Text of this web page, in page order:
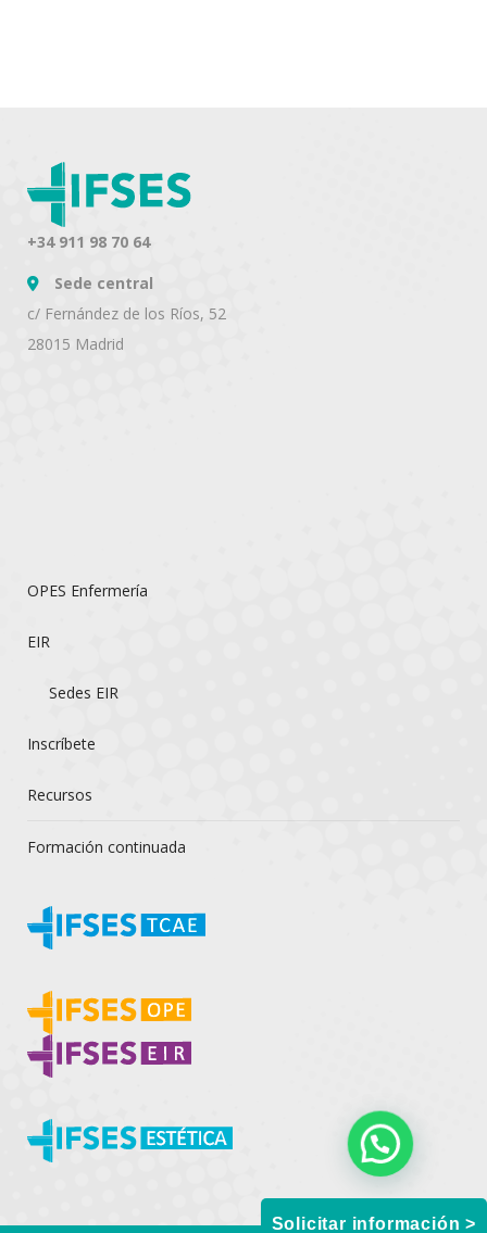
+34 911 98 70 64
Sede central
c/ Fernández de los Ríos, 52
28015 Madrid
OPES Enfermería
EIR
Sedes EIR
Inscríbete
Recursos
Formación continuada
Solicitar información >